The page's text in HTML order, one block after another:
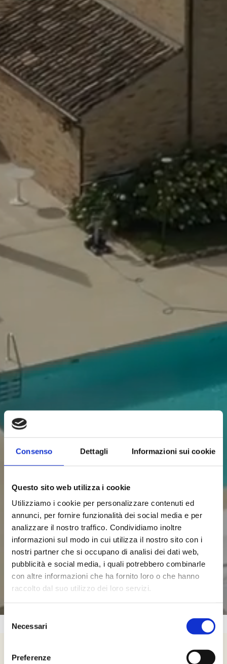
Consenso Dettagli Informazioni sui cookie
Questo sito web utilizza i cookie
Utilizziamo i cookie per personalizzare contenuti ed
annunci, per fornire funzionalità dei social media e per
analizzare il nostro traffico. Condividiamo inoltre
informazioni sul modo in cui utilizza il nostro sito con i
nostri partner che si occupano di analisi dei dati web,
pubblicità e social media, i quali potrebbero combinarle
con altre informazioni che ha fornito loro o che hanno
raccolto dal suo utilizzo dei loro servizi.
Selezione
delNecessari
PreferenzeVieni a vivere